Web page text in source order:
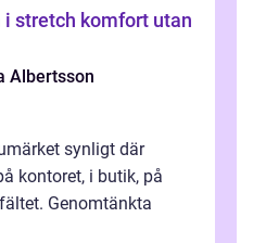
utan
Albertsson
synligt där
kontoret, i butik, på
Genomtänkta